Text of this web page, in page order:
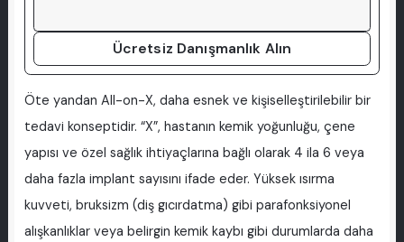
Ücretsiz Danışmanlık Alın
Öte yandan All-on-X, daha esnek ve kişiselleştirilebilir bir
tedavi konseptidir. “X”, hastanın kemik yoğunluğu, çene
yapısı ve özel sağlık ihtiyaçlarına bağlı olarak 4 ila 6 veya
daha fazla implant sayısını ifade eder. Yüksek ısırma
kuvveti, bruksizm (diş gıcırdatma) gibi parafonksiyonel
alışkanlıklar veya belirgin kemik kaybı gibi durumlarda daha